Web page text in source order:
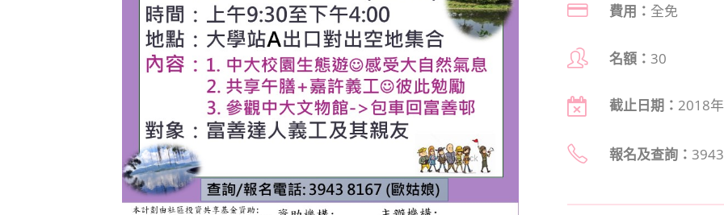
費用： 全免
名額： 30
截止日期： 2018
報名及查詢：